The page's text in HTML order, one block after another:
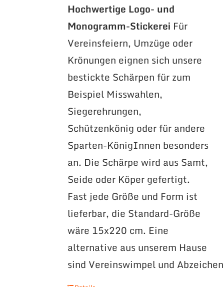
Hochwertige Logo- und
Monogramm-Stickerei Für
Vereinsfeiern, Umzüge oder
Krönungen eignen sich unsere
bestickte Schärpen für zum
Beispiel Misswahlen,
Siegerehrungen,
Schützenkönig oder für andere
Sparten-KönigInnen besonders
an. Die Schärpe wird aus Samt,
Seide oder Köper gefertigt.
Fast jede Größe und Form ist
lieferbar, die Standard-Größe
wäre 15x220 cm. Eine
alternative aus unserem Hause
sind Vereinswimpel und